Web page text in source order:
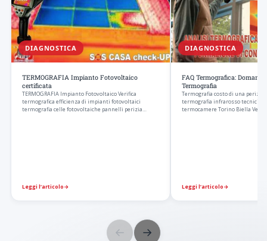
DIAGNOSTICA
TERMOGRAFIA Impianto Fotovoltaico
certificata
TERMOGRAFIA Impianto Fotovoltaico Verifica
termografica efficienza di impianti fotovoltaici
termografia celle fotovoltaiche pannelli perizia…
Leggi l’articolo→
DIAGNOSTICA
FAQ Termografica:
Termografia
Termografia costo di una perizia
termografia infrarosso tecnici
termocamere Torino Biella
Leggi l’articolo→
← →